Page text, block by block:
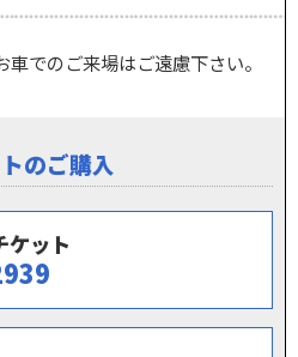
でのご来場はご遠慮下さい。
のご購入
ケット